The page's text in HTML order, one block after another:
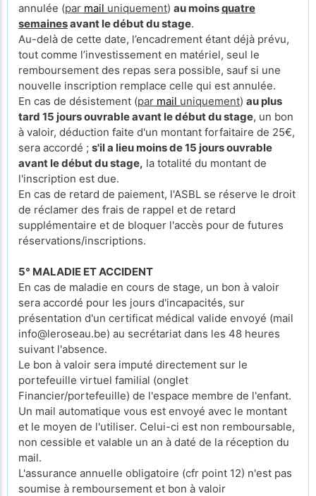
annulée (par mail uniquement) au moinsquatre
semainesavant le début du stage.
Au-delà de cette date, l’encadrement étant déjà prévu,
tout comme l’investissement en matériel, seul le
remboursement des repas sera possible, sauf si une
nouvelle inscription remplace celle qui est annulée.
En cas de désistement (par mail uniquement) au plus
tard 15 jours ouvrable avant le début du stage, un bon
à valoir, déduction faite d'un montant forfaitaire de 25€,
sera accordé ; s'il a lieu moins de 15 jours ouvrable
avant le début du stage, la totalité du montant de
l'inscription est due.
En cas de retard de paiement, l'ASBL se réserve le droit
de réclamer des frais de rappel et de retard
supplémentaire et de bloquer l'accès pour de futures
réservations/inscriptions.
5° MALADIE ET ACCIDENT
En cas de maladie en cours de stage, un bon à valoir
sera accordé pour les jours d'incapacités, sur
présentation d'un certificat médical valide envoyé (mail
info@leroseau.be) au secrétariat dans les 48 heures
suivant l'absence.
Le bon à valoir sera imputé directement sur le
portefeuille virtuel familial (onglet
Financier/portefeuille) de l'espace membre de l'enfant.
Un mail automatique vous est envoyé avec le montant
et le moyen de l'utiliser. Celui-ci est non remboursable,
non cessible et valable un an à daté de la réception du
mail.
L'assurance annuelle obligatoire (cfr point 12) n'est pas
soumise à remboursement et bon à valoir